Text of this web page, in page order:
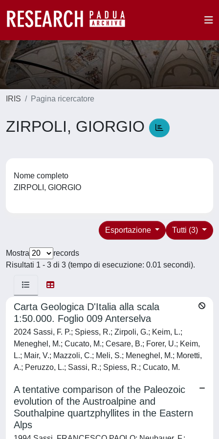
IRIS Pagina ricercatore
ZIRPOLI, GIORGIO
Nome completo
ZIRPOLI, GIORGIO
Tutti (3)
Esportazione
Mostra
records
Risultati 1 - 3 di 3 (tempo di esecuzione: 0.01 secondi).
Carta Geologica D'Italia alla scala
1:50.000. Foglio 009 Anterselva
2024 Sassi, F. P.; Spiess, R.; Zirpoli, G.; Keim, L.;
Meneghel, M.; Cucato, M.; Cesare, B.; Forer, U.; Keim,
L.; Mair, V.; Mazzoli, C.; Meli, S.; Meneghel, M.; Moretti,
A.; Peruzzo, L.; Sassi, R.; Spiess, R.; Cucato, M.
A tentative comparison of the Paleozoic
evolution of the Austroalpine and
Southalpine quartzphyllites in the Eastern
Alps